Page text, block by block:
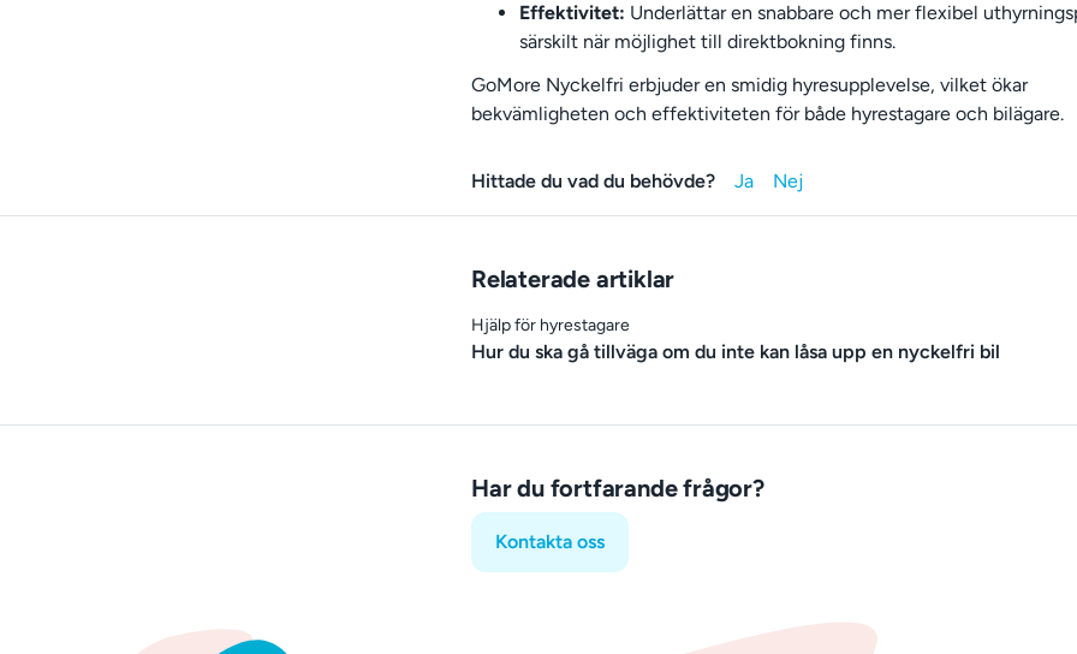
Effektivitet: Underlättar en snabbare och mer flexibel
särskilt när möjlighet till direktbokning finns.
GoMore Nyckelfri erbjuder en smidig hyresupplevelse, vilket ökar
bekvämligheten och effektiviteten för både hyrestagare och bilägare.
Hittade du vad du behövde?
Relaterade artiklar
Hjälp för hyrestagare
Hur du ska gå tillväga om du inte kan låsa upp en nyckelfri bil
Har du fortfarande frågor?
Kontakta oss